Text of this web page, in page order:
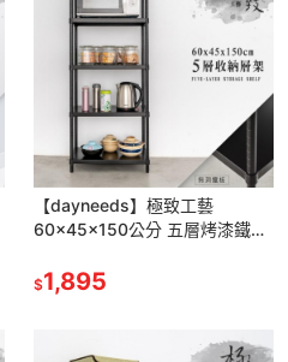
【dayneeds】極致工藝
60x45x150公分 五層烤漆鐵板
$1,895